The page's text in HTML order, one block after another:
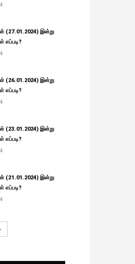
(27.01.2024) இன்று
எப்படி?
(26.01.2024) இன்று
எப்படி?
(23.01.2024) இன்று
எப்படி?
(21.01.2024) இன்று
எப்படி?